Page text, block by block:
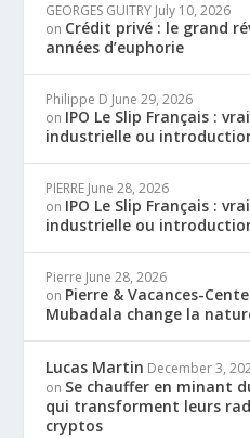
GEORGES GUITRY July 10, 2026
on Crédit privé : le grand
années d’euphorie
Philippe D June 29, 2026
on IPO Le Slip Français :
industrielle ou
PIERRE June 28, 2026
on IPO Le Slip Français :
industrielle ou
Pierre June 28, 2026
on Pierre & Vacances-
Mubadala change la
Lucas Martin December 3,
on Se chauffer en minant
qui transforment leurs
cryptos